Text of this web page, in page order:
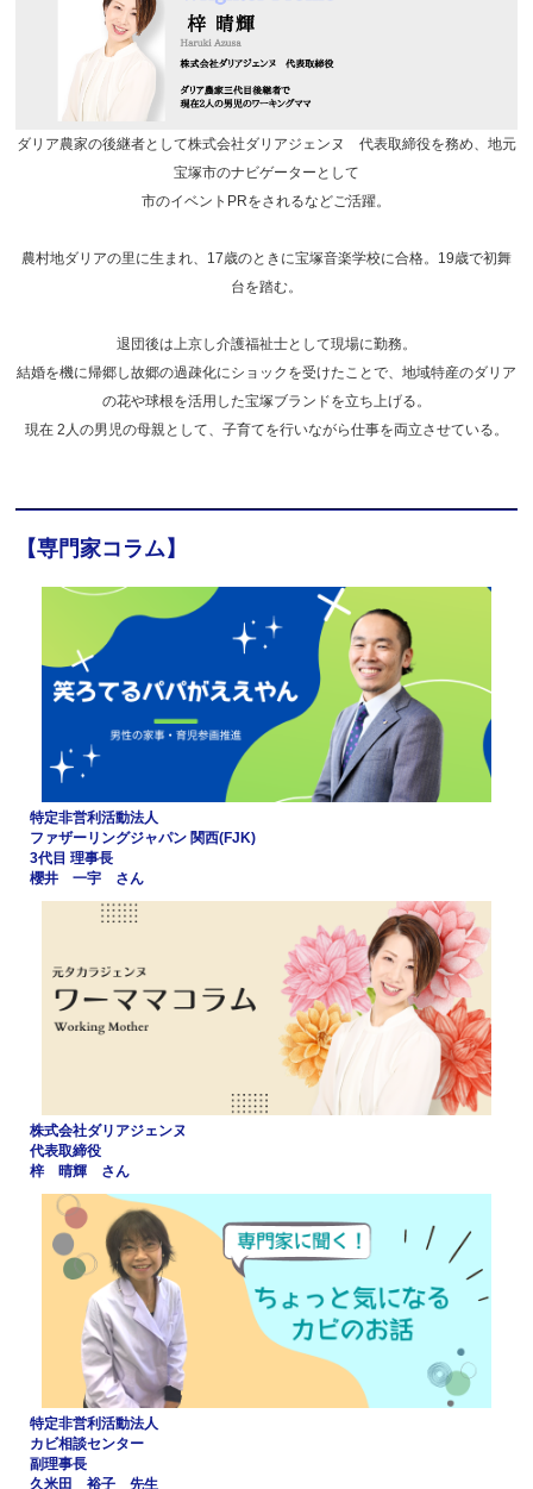
ダリア農家の後継者として株式会社ダリアジェンヌ 代表取締役を務め、地元
宝塚市のナビゲーターとして
市のイベントPRをされるなどご活躍。
農村地ダリアの里に生まれ、17歳のときに宝塚音楽学校に合格。19歳で初舞
台を踏む。
退団後は上京し介護福祉士として現場に勤務。
結婚を機に帰郷し故郷の過疎化にショックを受けたことで、地域特産のダリア
の花や球根を活用した宝塚ブランドを立ち上げる。
現在 2人の男児の母親として、子育てを行いながら仕事を両立させている。
【専門家コラム】
特定非営利活動法人
ファザーリングジャパン 関西(FJK)
3代目 理事長
櫻井 一宇 さん
株式会社ダリアジェンヌ
代表取締役
梓 晴輝 さん
特定非営利活動法人
カビ相談センター
副理事長
久米田 裕子 先生